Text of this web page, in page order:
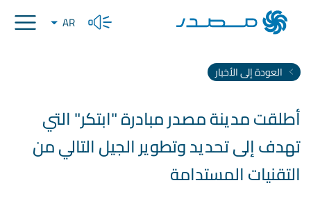
AR
العودة إلى الأخبار
أطلقت مدينة مصدر مبادرة "ابتكر" التي
تهدف إلى تحديد وتطوير الجيل التالي من
التقنيات المستدامة